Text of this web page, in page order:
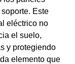
Este
eléctrico no
el suelo,
y protegiendo
elemento que